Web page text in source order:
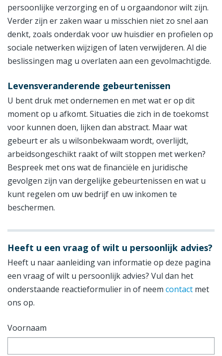
persoonlijke verzorging en of u orgaandonor wilt zijn.
Verder zijn er zaken waar u misschien niet zo snel aan
denkt, zoals onderdak voor uw huisdier en profielen op
sociale netwerken wijzigen of laten verwijderen. Al die
beslissingen mag u overlaten aan een gevolmachtigde.
Levensveranderende gebeurtenissen
U bent druk met ondernemen en met wat er op dit
moment op u afkomt. Situaties die zich in de toekomst
voor kunnen doen, lijken dan abstract. Maar wat
gebeurt er als u wilsonbekwaam wordt, overlijdt,
arbeidsongeschikt raakt of wilt stoppen met werken?
Bespreek met ons wat de financiële en juridische
gevolgen zijn van dergelijke gebeurtenissen en wat u
kunt regelen om uw bedrijf en uw inkomen te
beschermen.
Heeft u een vraag of wilt u persoonlijk advies?
Heeft u naar aanleiding van informatie op deze pagina
een vraag of wilt u persoonlijk advies? Vul dan het
onderstaande reactieformulier in of neem contact met
ons op.
Voornaam